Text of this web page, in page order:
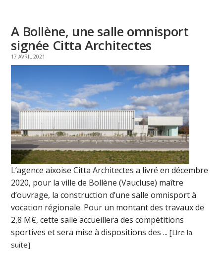
A Bollène, une salle omnisport
signée Citta Architectes
17 AVRIL 2021
L’agence aixoise Citta Architectes a livré en décembre
2020, pour la ville de Bollène (Vaucluse) maître
d’ouvrage, la construction d’une salle omnisport à
vocation régionale. Pour un montant des travaux de
2,8 M€, cette salle accueillera des compétitions
sportives et sera mise à dispositions des ...[Lire la
suite]